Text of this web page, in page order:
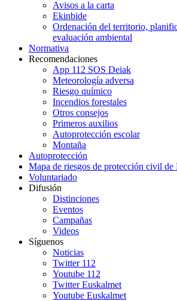
Avisos a la carta
Ekinbide
Ordenación del territorio,
evaluación ambiental
Normativa
Recomendaciones
App 112 SOS Deiak
Meteorología adversa
Riesgo químico
Incendios forestales
Otros consejos
Primeros auxilios
Autoprotección escolar
Montaña
Autoprotección
Mapa de riesgos de protección civil de
Voluntariado
Difusión
Distinciones
Eventos
Campañas
Videos
Síguenos
Noticias
Twitter 112
Youtube 112
Twitter Euskalmet
Youtube Euskalmet